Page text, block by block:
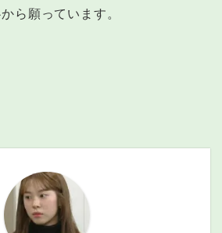
ら願っています。